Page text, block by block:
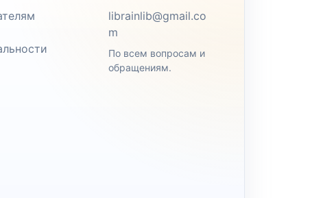
librainlib@gmail.co
m
По всем вопросам и
обращениям.